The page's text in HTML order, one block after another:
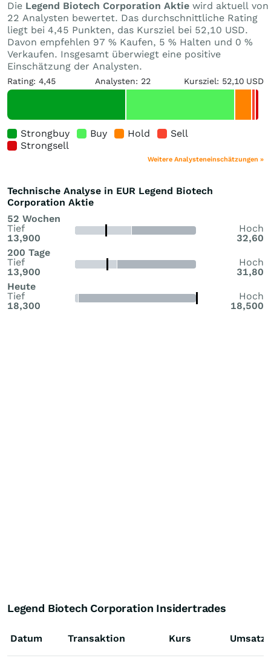
Die Legend Biotech Corporation Aktie wird aktuell von
22 Analysten bewertet. Das durchschnittliche Rating
liegt bei 4,45 Punkten, das Kursziel bei 52,10 USD.
Davon empfehlen 97 % Kaufen, 5 % Halten und 0 %
Verkaufen. Insgesamt überwiegt eine positive
Einschätzung der Analysten.
Rating: 4,45 Analysten: 22 Kursziel: 52,10 USD
Strongbuy Buy Hold
Sell
Strongsell
Weitere Analysteneinschätzungen »
Technische Analyse in EUR Legend Biotech
Corporation Aktie
52 Wochen
Tief
13,900
Hoch
32,60
200 Tage
Tief
13,900
Hoch
31,80
Heute
Tief
18,300
Hoch
18,500
Legend Biotech Corporation Insidertrades
Datum Transaktion Kurs Umsatz